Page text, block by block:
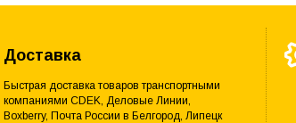
Доставка
Быстрая доставка товаров транспортными
компаниями CDEK, Деловые Линии,
Boxberry, Почта России в Белгород, Липецк